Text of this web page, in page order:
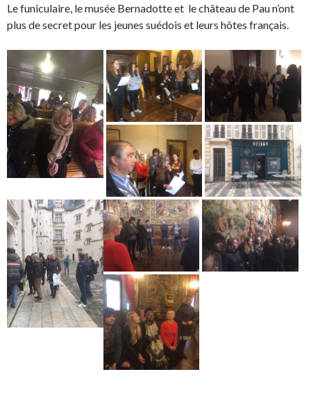
Le funiculaire, le musée Bernadotte et le château de Pau n’ont
plus de secret pour les jeunes suédois et leurs hôtes français.